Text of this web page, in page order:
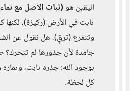
اليقين هو(ثبات الأصل مع
ثابت في الأرض (ركيزة)،
وتتفرع (ترقٍ). هل نقول عن
جامدة لأن جذورها لم تتحرك؟
بوجود الله: جذره ثابت،
كل لحظة.